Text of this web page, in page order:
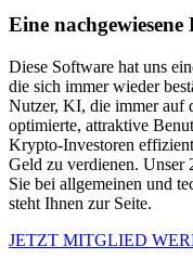
Eine
Diese Software hat uns
die sich immer wieder
Nutzer, KI, die immer auf
optimierte, attraktive
Krypto-Investoren
Geld zu verdienen. Unser
Sie bei allgemeinen und
steht Ihnen zur Seite.
JETZT MITGLIED